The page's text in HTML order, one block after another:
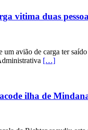
vitima duas
um avião de carga ter
[…]
ilha de